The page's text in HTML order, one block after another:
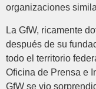
organizaciones
La GfW, ricamente
después de su
todo el territorio
Oficina de Prensa e
GfW se vio